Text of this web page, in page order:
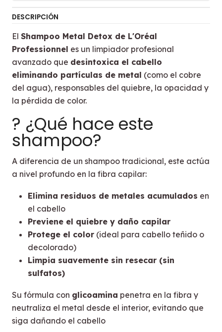
DESCRIPCIÓN
El Shampoo Metal Detox de L'Oréal
Professionnel es un limpiador profesional
avanzado que desintoxica el cabello
eliminando partículas de metal (como el cobre
del agua), responsables del quiebre, la opacidad y
la pérdida de color.
? ¿Qué hace este
shampoo?
A diferencia de un shampoo tradicional, este actúa
a nivel profundo en la fibra capilar:
Elimina residuos de metales acumulados en
el cabello
Previene el quiebre y daño capilar
Protege el color (ideal para cabello teñido o
decolorado)
Limpia suavemente sin resecar (sin
sulfatos)
Su fórmula con glicoamina penetra en la fibra y
neutraliza el metal desde el interior, evitando que
siga dañando el cabello